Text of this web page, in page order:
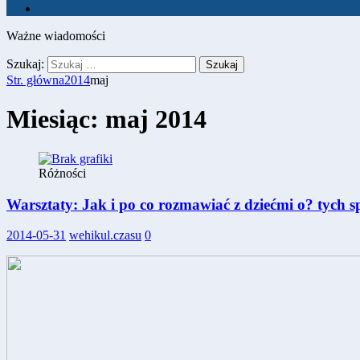
Ważne wiadomości
Szukaj:
Str. główna2014maj
Miesiąc: maj 2014
Różności
Warsztaty: Jak i po co rozmawiać z dziećmi o? tych
2014-05-31 wehikul.czasu 0